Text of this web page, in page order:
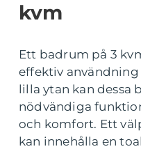
kvm
Ett badrum på 3
effektiv
lilla ytan kan dessa
nödvändiga
och komfort. Ett
kan innehålla en